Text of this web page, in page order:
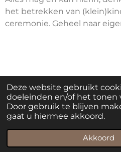
Deze website gebruikt
doeleinden en/of het tonen
Door gebruik te blijven
gaat u hiermee akkoord.
Akkoord
het betrekken van
ceremonie. Geheel naar
© 2023 - 2026 mathanjauitvaartzorg.nl
Powered by JouwWeb
Telefoonnummer